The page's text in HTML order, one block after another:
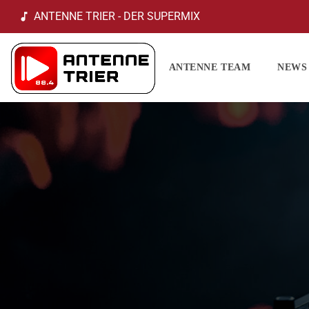
music_note ANTENNE TRIER - DER SUPERMIX
ANTENNE TEAM NEWS